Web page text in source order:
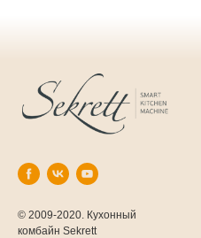
© 2009-2020. Кухонный
комбайн Sekrett